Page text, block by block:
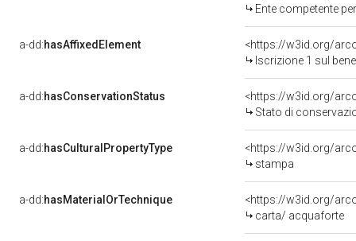
Ente competente per tutela del
a-dd:hasAffixedElement
<https://w3id.org/
Iscrizione 1 sul
a-dd:hasConservationStatus
<https://w3id.org/
Stato di
a-dd:hasCulturalPropertyType
<https://w3id.org/
stampa
a-dd:hasMaterialOrTechnique
<https://w3id.org/
carta/ acquaforte